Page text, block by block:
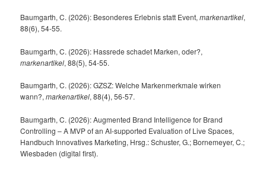
Baumgarth, C. (2026): Besonderes Erlebnis statt Event,markenartikel,
88(6), 54-55.
Baumgarth, C. (2026): Hassrede schadet Marken, oder?,
markenartikel, 88(5), 54-55.
Baumgarth, C. (2026): GZSZ: Welche Markenmerkmale wirken
wann?,markenartikel, 88(4), 56-57.
Baumgarth, C. (2026): Augmented Brand Intelligence for Brand
Controlling – A MVP of an AI-supported Evaluation of Live Spaces,
Handbuch Innovatives Marketing, Hrsg.: Schuster, G.; Bornemeyer, C.;
Wiesbaden (digital first).